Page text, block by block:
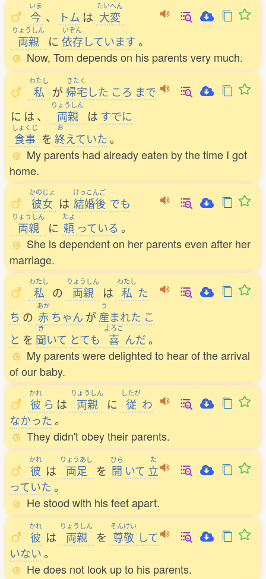
いま
今 、 トム は
たいへん
大変
りょうしん
両親 に
いぞん
依存しています。
Now, Tom depends on his parents very much.
わたし
私 が
きたく
帰宅した ころ まで
に は 、
りょうしん
両親 は すでに
しょくじ
食事 を
お
終えていた。
My parents had already eaten by the time I got
home.
かのじょ
彼女 は
けっこんご
結婚後 でも
りょうしん
両親 に
たよ
頼 っている 。
She is dependent on her parents even after her
marriage.
わたし
私 の
りょうしん
両親 は
わたし
私 た
ち の
あか
赤 ちゃん が
う
産まれた こ
と を
き
聞いて とても
よろこ
喜 んだ。
My parents were delighted to hear of the arrival
of our baby.
かれ
彼 ら は
りょうしん
両親 に
したが
従 わ
なかった。
They didn't obey their parents.
かれ
彼 は
りょうあし
両足 を
ひら
開 いて
た
立
っていた。
He stood with his feet apart.
かれ
彼 は
りょうしん
両親 を
そんけい
尊敬 して
いない。
He does not look up to his parents.